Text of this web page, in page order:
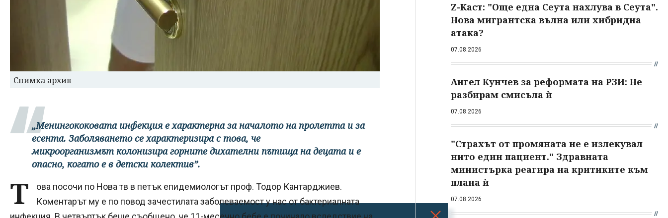
Снимка архив
„Менингококовата инфекция е характерна за началото на пролетта и за
есента. Заболяването се характеризира с това, че
микроорганизмът колонизира горните дихателни пътища на децата и е
опасно, когато е в детски колектив”.
Т
ова посочи по Нова тв в петък епидемиологът проф. Тодор Кантарджиев.
Коментарът му е по повод зачестилата заболеваемост у нас от бактериалната
Z-Каст: "Още една Сеута нахлува в Сеута".
Нова мигрантска вълна или хибридна
атака?
07.08.2026
Ангел Кунчев за реформата на РЗИ: Не
разбирам смисъла ѝ
07.08.2026
"Страхът от промяната не е излекувал
нито един пациент." Здравната
министърка реагира на критиките към
плана ѝ
07.08.2026